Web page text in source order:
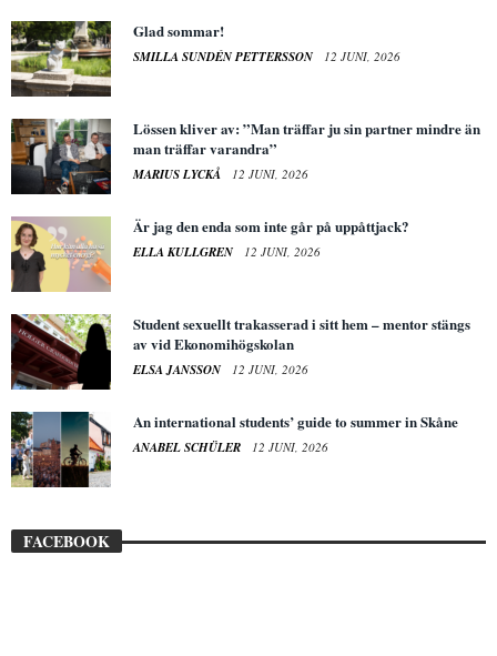
Glad sommar!
SMILLA SUNDÉN PETTERSSON 12 JUNI, 2026
Lössen kliver av: ”Man träffar ju sin partner mindre än
man träffar varandra”
MARIUS LYCKÅ 12 JUNI, 2026
Är jag den enda som inte går på uppåttjack?
ELLA KULLGREN 12 JUNI, 2026
Student sexuellt trakasserad i sitt hem – mentor stängs
av vid Ekonomihögskolan
ELSA JANSSON 12 JUNI, 2026
An international students’ guide to summer in Skåne
ANABEL SCHÜLER 12 JUNI, 2026
FACEBOOK